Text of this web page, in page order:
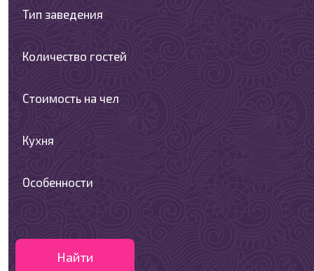
Тип заведения
Количество гостей
Стоимость на чел
Кухня
Особенности
Найти